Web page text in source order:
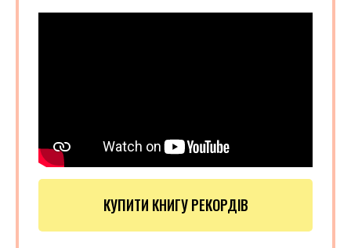
КУПИТИ КНИГУ РЕКОРДІВ